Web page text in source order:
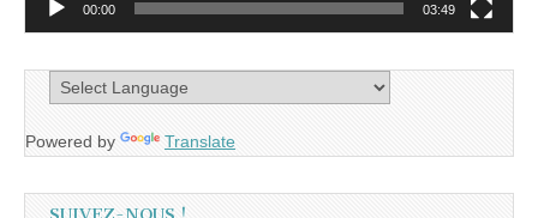
00:00 03:49
Powered by Translate